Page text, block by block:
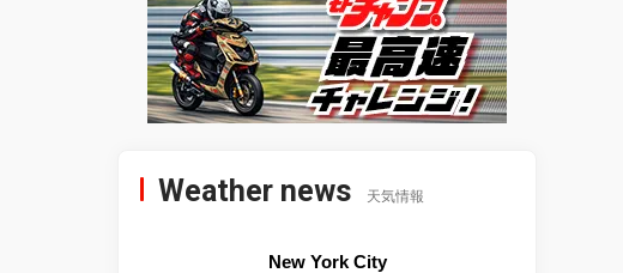
Weather news 天気情報
New York City